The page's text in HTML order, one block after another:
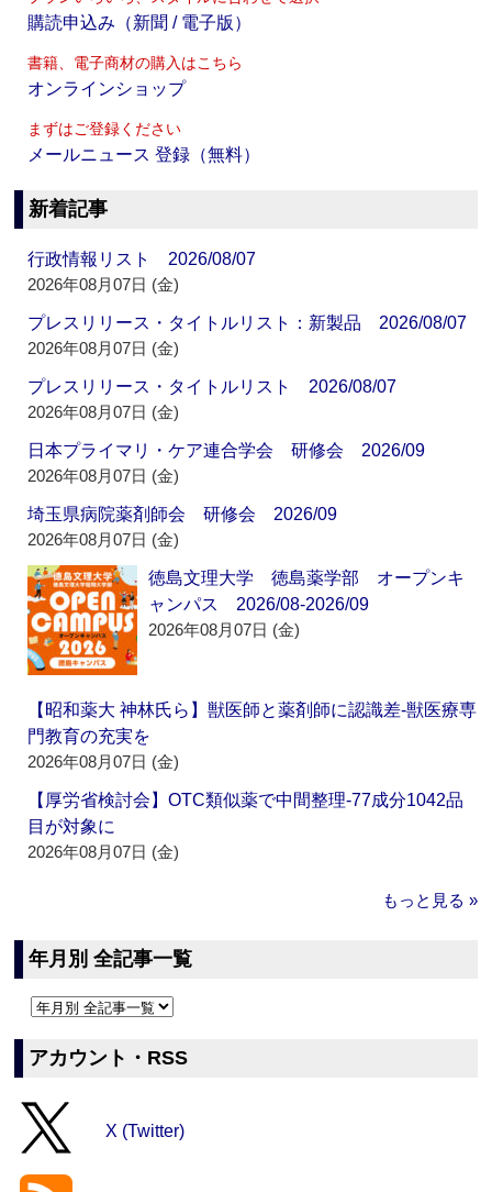
購読申込み（新聞 / 電子版）
書籍、電子商材の購入はこちら
オンラインショップ
まずはご登録ください
メールニュース 登録（無料）
新着記事
行政情報リスト 2026/08/07
2026年08月07日 (金)
プレスリリース・タイトルリスト：新製品 2026/08/07
2026年08月07日 (金)
プレスリリース・タイトルリスト 2026/08/07
2026年08月07日 (金)
日本プライマリ・ケア連合学会 研修会 2026/09
2026年08月07日 (金)
埼玉県病院薬剤師会 研修会 2026/09
2026年08月07日 (金)
徳島文理大学 徳島薬学部 オープンキ
ャンパス 2026/08-2026/09
2026年08月07日 (金)
【昭和薬大 神林氏ら】獣医師と薬剤師に認識差‐獣医療専
門教育の充実を
2026年08月07日 (金)
【厚労省検討会】OTC類似薬で中間整理‐77成分1042品
目が対象に
2026年08月07日 (金)
もっと見る »
年月別 全記事一覧
アカウント・RSS
X (Twitter)